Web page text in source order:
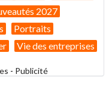
2027
Portraits
Vie des entreprises
- Publicité